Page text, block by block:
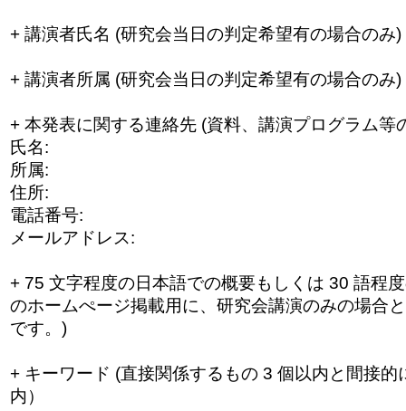
+ 講演者氏名 (研究会当日の判定希望有の場合のみ)
+ 講演者所属 (研究会当日の判定希望有の場合のみ)
+ 本発表に関する連絡先 (資料、講演プログラム等
氏名:
所属:
住所:
電話番号:
メールアドレス:
+ 75 文字程度の日本語での概要もしくは 30 語程
のホームぺージ掲載用に、研究会講演のみの場合
です。)
+ キーワード (直接関係するもの 3 個以内と間接的
内）